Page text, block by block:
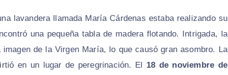
lavandera llamada María Cárdenas estaba realizando su
una pequeña tabla de madera flotando. Intrigada, la
de la Virgen María, lo que causó gran asombro. La
en un lugar de peregrinación. El 18 de noviembre de